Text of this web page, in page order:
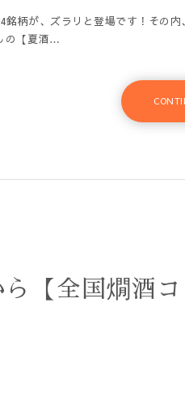
柄が、ズラリと登場です！その
の【夏酒…
【全国燗酒